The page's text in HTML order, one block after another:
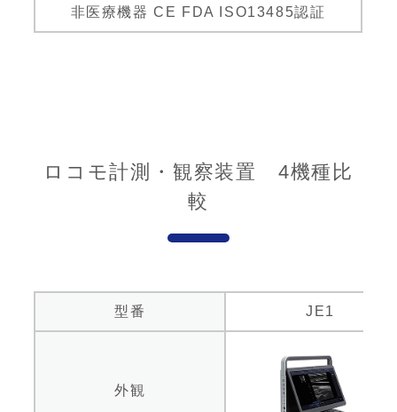
非医療機器 CE FDA ISO13485認証
ロコモ計測・観察装置 4機種比
較
型番 JE1
外観